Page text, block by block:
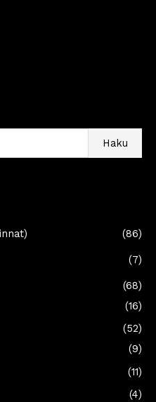
Haku
(86)
(7)
(68)
(16)
(52)
(9)
(11)
(4)